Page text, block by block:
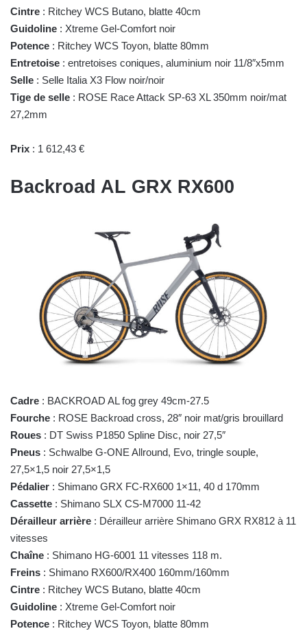
Cintre : Ritchey WCS Butano, blatte 40cm
Guidoline : Xtreme Gel-Comfort noir
Potence : Ritchey WCS Toyon, blatte 80mm
Entretoise : entretoises coniques, aluminium noir 11/8″x5mm
Selle : Selle Italia X3 Flow noir/noir
Tige de selle : ROSE Race Attack SP-63 XL 350mm noir/mat
27,2mm
Prix : 1 612,43 €
Backroad AL GRX RX600
Cadre : BACKROAD AL fog grey 49cm-27.5
Fourche : ROSE Backroad cross, 28″ noir mat/gris brouillard
Roues : DT Swiss P1850 Spline Disc, noir 27,5″
Pneus : Schwalbe G-ONE Allround, Evo, tringle souple,
27,5×1,5 noir 27,5×1,5
Pédalier : Shimano GRX FC-RX600 1×11, 40 d 170mm
Cassette : Shimano SLX CS-M7000 11-42
Dérailleur arrière : Dérailleur arrière Shimano GRX RX812 à 11
vitesses
Chaîne : Shimano HG-6001 11 vitesses 118 m.
Freins : Shimano RX600/RX400 160mm/160mm
Cintre : Ritchey WCS Butano, blatte 40cm
Guidoline : Xtreme Gel-Comfort noir
Potence : Ritchey WCS Toyon, blatte 80mm